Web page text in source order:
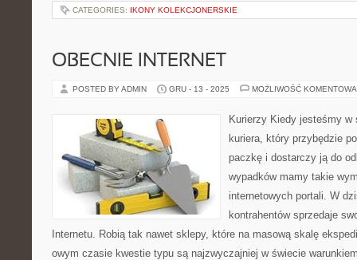
CATEGORIES: IKONY KOLEKCJONERSKIE
OBECNIE INTERNET
POSTED BY ADMIN GRU - 13 - 2025 MOŻLIWOŚĆ
Kurierzy Kiedy jesteśmy w
kuriera, który przybędzie
paczkę i dostarczy ją do
wypadków mamy takie
internetowych portali. W
kontrahentów sprzedaje
Internetu. Robią tak nawet sklepy, które na masową skalę
owym czasie kwestie typu są najzwyczajniej w świecie